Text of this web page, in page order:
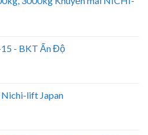
- BKT Ấn Độ
Nichi-lift Japan